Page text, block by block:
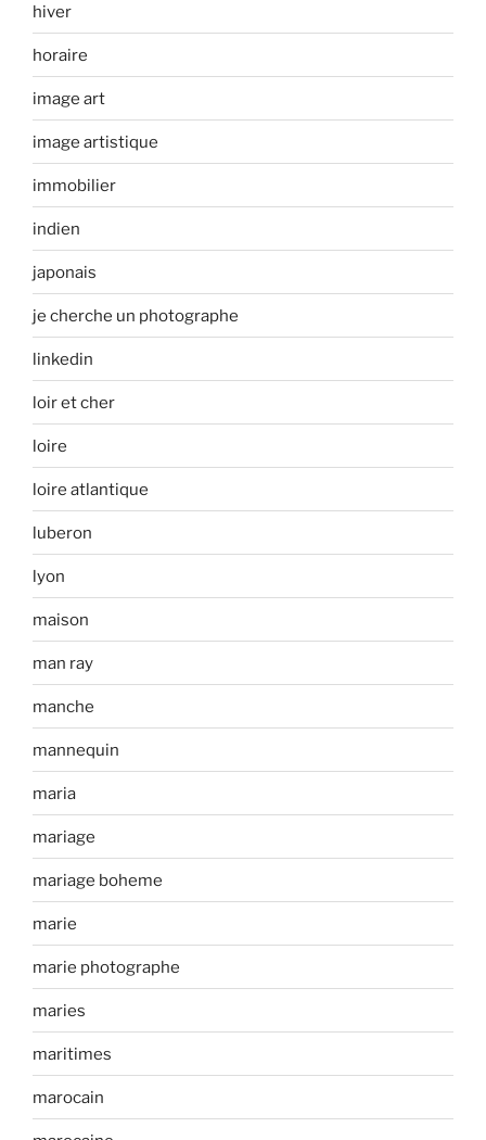
hiver
horaire
image art
image artistique
immobilier
indien
japonais
je cherche un photographe
linkedin
loir et cher
loire
loire atlantique
luberon
lyon
maison
man ray
manche
mannequin
maria
mariage
mariage boheme
marie
marie photographe
maries
maritimes
marocain